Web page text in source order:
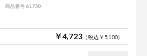
商品番号 61750
￥4,723（税込￥5,100）